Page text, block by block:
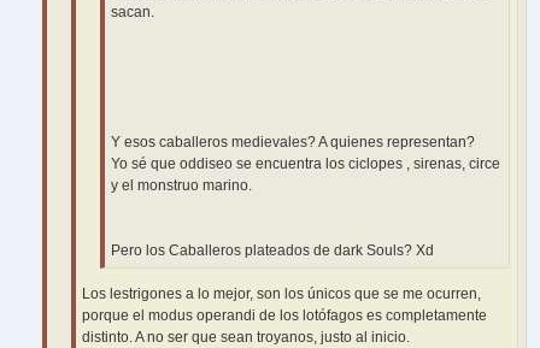
sacan.
Y esos caballeros medievales? A quienes representan?
Yo sé que oddiseo se encuentra los ciclopes , sirenas, circe
y el monstruo marino.
Pero los Caballeros plateados de dark Souls? Xd
Los lestrigones a lo mejor, son los únicos que se me ocurren,
porque el modus operandi de los lotófagos es completamente
distinto. A no ser que sean troyanos, justo al inicio.